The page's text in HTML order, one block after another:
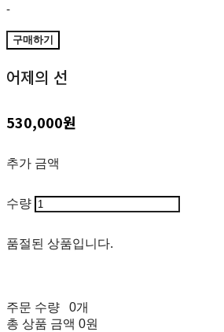
-
구매하기
어제의 선
530,000원
추가 금액
수량
품절된 상품입니다.
주문 수량
0개
총 상품 금액 0원